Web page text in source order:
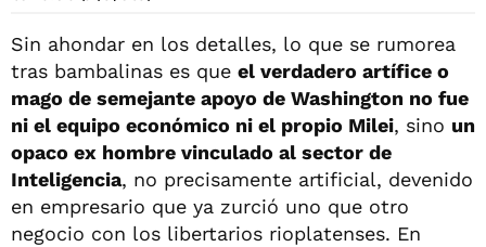
Sin ahondar en los detalles, lo que se rumorea
tras bambalinas es que el verdadero artífice o
mago de semejante apoyo de Washington no fue
ni el equipo económico ni el propio Milei, sino un
opaco ex hombre vinculado al sector de
Inteligencia, no precisamente artificial, devenido
en empresario que ya zurció uno que otro
negocio con los libertarios rioplatenses. En